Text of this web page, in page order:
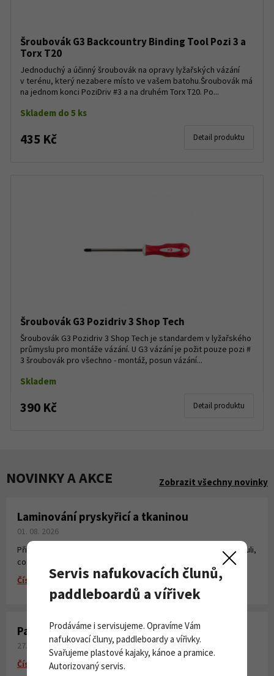
Šroubovák G3 Backcountry Binding Tool Pozi 3 a
Torx T20
Jednoduchý a účinný šroubovák na opravy lyžařských vázání
v terénu, který nezabere místo ve vašem batohu.Šroubovák má
na jednom konci PoziDriv #3 a na druhém Torx T20. Po...
Skladem do 5 ks
435 Kč Detail produktu
Šroubovák G3 Pozidriv 3 Shop Tech
Šroubovák G3 Pozidriv 3 Shop Tech je standardem v lyžařského
průmyslu pro montáže vázání. U G3 vázání je požit pouze pozi #
3 šroubovák pro všechno - montáž, posun vázání...
Skladem
390 Kč Detail produktu
NOVINKY A AKCE Zobrazit všechny novinky
Laminování pryskyřicí a tkaninou
01. 08. 2026
Připravili jsme pro Vás krátké instruktážní video, kde jsme shrnuli,
co všechno potřebujete k laminování, vytvoření sklolaminátu.
Číst více
Paddleboardy Viking nově v naší nabídce
27. 06. 2026
Číst více
Servis nafukovacích člunů,
paddleboardů a vířivek
Prodáváme i servisujeme. Opravíme Vám
nafukovací čluny, paddleboardy a vířivky.
Svařujeme plastové kajaky, kánoe a pramice.
Autorizovaný servis.